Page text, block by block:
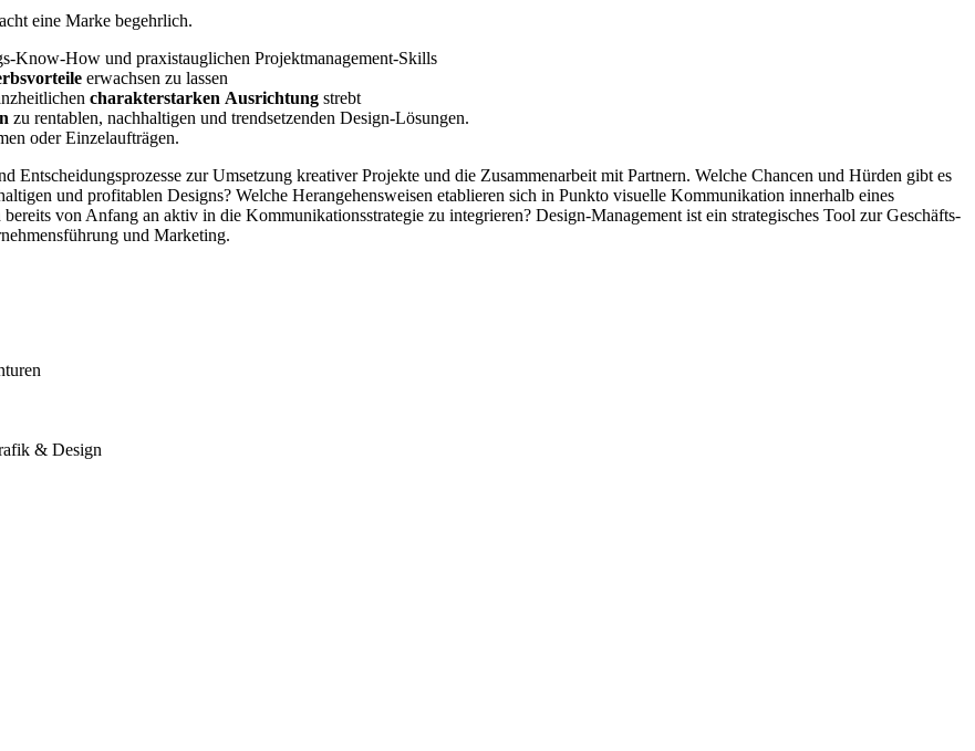
eine Marke begehrlich.
Know-How und praxistauglichen Projektmanagement-Skills
erwachsen zu lassen
charakterstarken Ausrichtung strebt
zu rentablen, nachhaltigen und trendsetzenden Design-Lösungen.
oder Einzelaufträgen.
Entscheidungsprozesse zur Umsetzung kreativer Projekte und die Zusammenarbeit mit Partnern. Welche Chancen und Hürden gibt es
und profitablen Designs? Welche Herangehensweisen etablieren sich in Punkto visuelle Kommunikation innerhalb eines
von Anfang an aktiv in die Kommunikationsstrategie zu integrieren? Design-Management ist ein strategisches Tool zur Geschäfts-
und Marketing.
& Design